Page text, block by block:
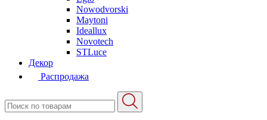
Nowodvorski
Maytoni
Ideallux
Novotech
STLuce
Декор
Распродажа